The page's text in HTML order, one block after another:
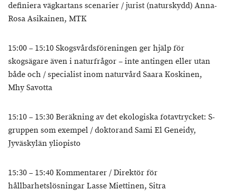
definiera vägkartans scenarier / jurist (naturskydd) Anna-
Rosa Asikainen, MTK
15:00 – 15:10 Skogsvårdsföreningen ger hjälp för
skogsägare även i naturfrågor – inte antingen eller utan
både och / specialist inom naturvård Saara Koskinen,
Mhy Savotta
15:10 – 15:30 Beräkning av det ekologiska fotavtrycket: S-
gruppen som exempel / doktorand Sami El Geneidy,
Jyväskylän yliopisto
15:30 – 15:40 Kommentarer / Direktör för
hållbarhetslösningar Lasse Miettinen, Sitra